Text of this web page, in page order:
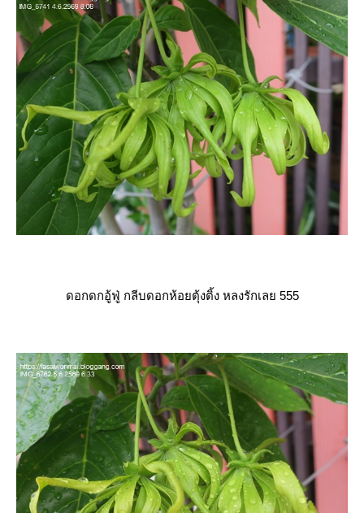
ดอกดกอู้ฟู่ กลีบดอกห้อยตุ้งติ้ง หลงรักเลย 555